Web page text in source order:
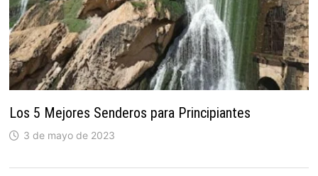
Los 5 Mejores Senderos para Principiantes
3 de mayo de 2023